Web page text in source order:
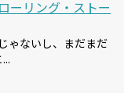
ーリング・ストー
ゃないし、まだまだ